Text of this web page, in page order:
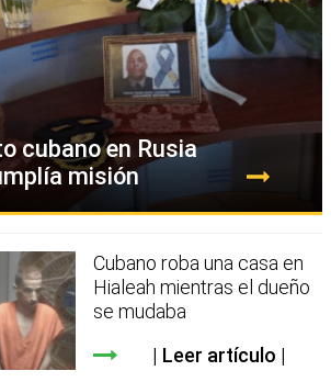
cubano en Rusia
misión
Cubano roba una casa en
Hialeah mientras el dueño
se mudaba
Leer artículo